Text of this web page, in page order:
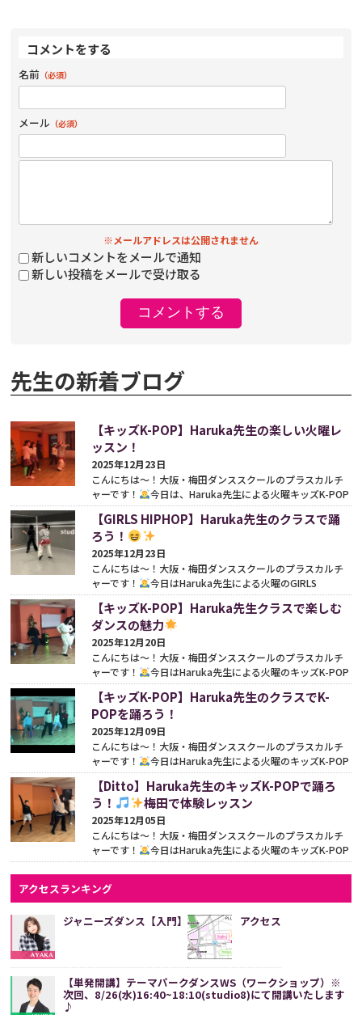
コメントをする
名前 （必須）
メール （必須）
※メールアドレスは公開されません
新しいコメントをメールで通知
新しい投稿をメールで受け取る
先生の新着ブログ
【キッズK-POP】Haruka先生の楽しい火曜レ
ッスン！
2025年12月23日
こんにちは〜！大阪・梅田ダンススクールのプラスカルチ
ャーです！
今日は、Haruka先生による火曜キッズK-POP
クラスの様子をお届けします♪今日は WE GO UP という...
続きをみる
【GIRLS HIPHOP】Haruka先生のクラスで踊
ろう！
2025年12月23日
こんにちは〜！大阪・梅田ダンススクールのプラスカルチ
ャーです！
今日はHaruka先生による火曜のGIRLS
HIPHOPクラスをご紹介したいと思います♪ 本日はA
Nonsense...続きをみる
【キッズK-POP】Haruka先生クラスで楽しむ
ダンスの魅力
2025年12月20日
こんにちは〜！大阪・梅田ダンススクールのプラスカルチ
ャーです！
今日はHaruka先生による火曜のキッズK-POP
クラスをご紹介します♪
今回のレッスンでは、前回に
引...続きをみる
【キッズK-POP】Haruka先生のクラスでK-
POPを踊ろう！
2025年12月09日
こんにちは〜！大阪・梅田ダンススクールのプラスカルチ
ャーです！
今日はHaruka先生による火曜のキッズK-POP
クラスをご紹介します♪ このクラスは、初心者向けの入...
続きをみる
【Ditto】Haruka先生のキッズK-POPで踊ろ
う！
梅田で体験レッスン
2025年12月05日
こんにちは〜！大阪・梅田ダンススクールのプラスカルチ
ャーです！
今日はHaruka先生による火曜のキッズK-POP
クラスを紹介します♪今日のレッスン曲は『Ditto』とい...
続きをみる
アクセスランキング
ジャニーズダンス【入門】 アクセス
【単発開講】テーマパークダンスWS（ワークショップ）※
次回、8/26(水)16:40~18:10(studio8)にて開講いたします
♪